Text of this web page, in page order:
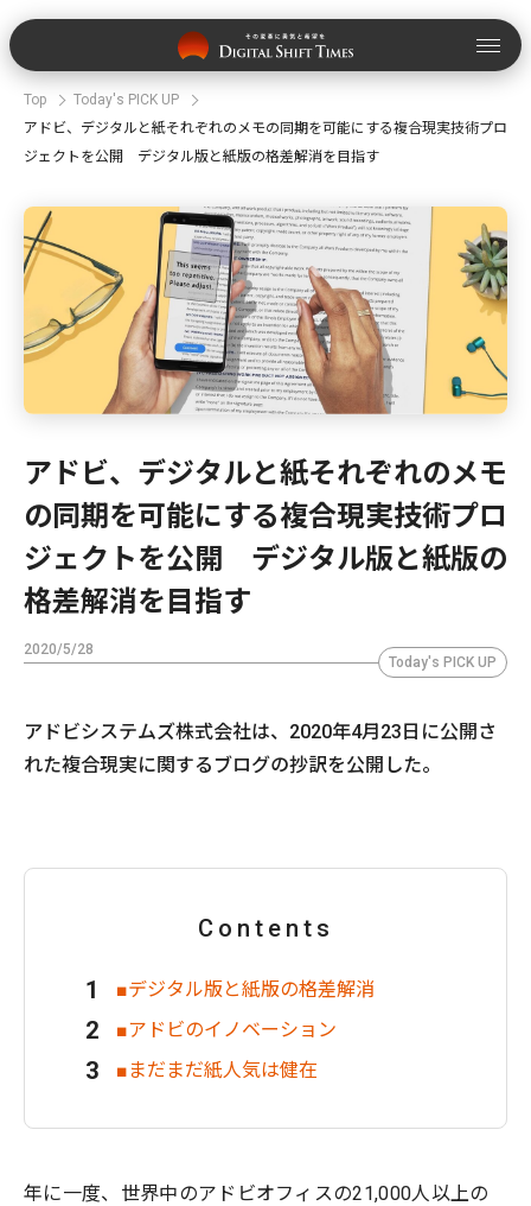
Top
Today's PICK UP
アドビ、デジタルと紙それぞれのメモの同期を可能にする複合現実技術プロ
ジェクトを公開 デジタル版と紙版の格差解消を目指す
アドビ、デジタルと紙それぞれのメモ
の同期を可能にする複合現実技術プロ
ジェクトを公開 デジタル版と紙版の
格差解消を目指す
2020/5/28
Today's PICK UP
アドビシステムズ株式会社は、2020年4月23日に公開さ
れた複合現実に関するブログの抄訳を公開した。
Contents
■デジタル版と紙版の格差解消
■アドビのイノベーション
■まだまだ紙人気は健在
年に一度、世界中のアドビオフィスの21,000人以上の